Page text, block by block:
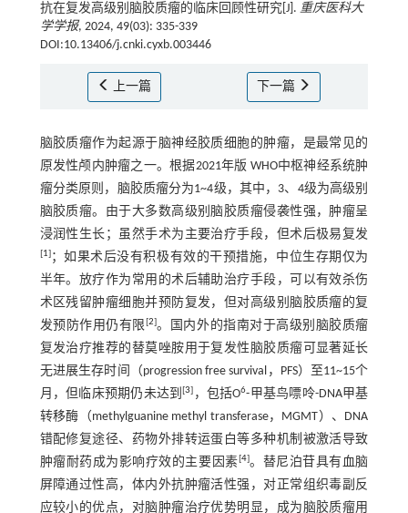
抗在复发高级别脑胶质瘤的临床回顾性研究[J]. 重庆医科大
学学报, 2024, 49(03): 335-339
DOI:10.13406/j.cnki.cyxb.003446
上一篇 下一篇
脑胶质瘤作为起源于脑神经胶质细胞的肿瘤，是最常见的
原发性颅内肿瘤之一。根据2021年版 WHO中枢神经系统肿
瘤分类原则，脑胶质瘤分为1~4级，其中，3、4级为高级别
脑胶质瘤。由于大多数高级别脑胶质瘤侵袭性强，肿瘤呈
浸润性生长；虽然手术为主要治疗手段，但术后极易复发
[1]；如果术后没有积极有效的干预措施，中位生存期仅为
半年。放疗作为常用的术后辅助治疗手段，可以有效杀伤
术区残留肿瘤细胞并预防复发，但对高级别脑胶质瘤的复
发预防作用仍有限 [2]。国内外的指南对于高级别脑胶质瘤
复发治疗推荐的替莫唑胺用于复发性脑胶质瘤可显著延长
无进展生存时间（progression free survival，PFS）至11~15个
月，但临床预期仍未达到[3] ，包括O6-甲基鸟嘌呤-DNA甲基
转移酶（methylguanine methyl transferase，MGMT）、DNA
错配修复途径、药物外排转运蛋白等多种机制被激活导致
肿瘤耐药成为影响疗效的主要因素[4]。替尼泊苷具有血脑
屏障通过性高，体内外抗肿瘤活性强，对正常组织毒副反
应较小的优点，对脑肿瘤治疗优势明显，成为脑胶质瘤用